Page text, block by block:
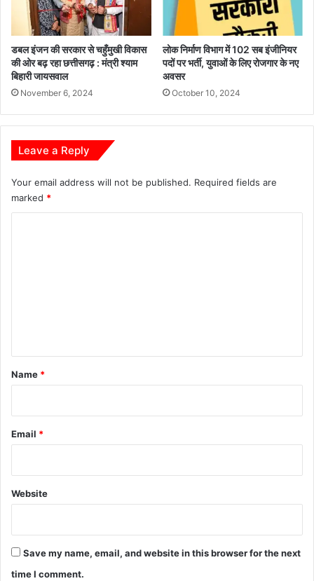
डबल इंजन की सरकार से चहुँमुखी विकास
की ओर बढ़ रहा छत्तीसगढ़ : मंत्री श्याम
बिहारी जायसवाल
November 6, 2024
लोक निर्माण विभाग में 102 सब इंजीनियर
पदों पर भर्ती, युवाओं के लिए रोजगार के नए
अवसर
October 10, 2024
Leave a Reply
Your email address will not be published. Required fields are
marked *
*
Name *
Email *
Website
Save my name, email, and website in this browser for the next
time I comment.